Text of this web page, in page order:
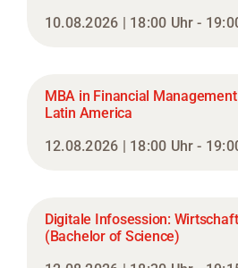
10.08.2026 | 18:00 Uhr -
MBA in Financial
Latin America
12.08.2026 | 18:00 Uhr -
Digitale Infosession:
(Bachelor of Science)